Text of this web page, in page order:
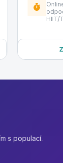
HIIT/
s populací.